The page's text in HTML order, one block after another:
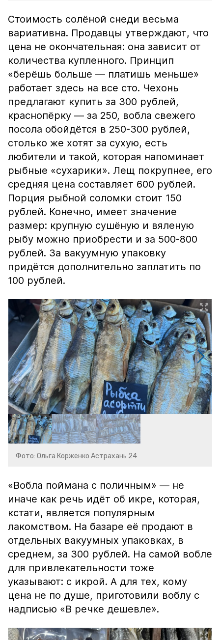
Стоимость солёной снеди весьма
вариативна. Продавцы утверждают, что
цена не окончательная: она зависит от
количества купленного. Принцип
«берёшь больше — платишь меньше»
работает здесь на все сто. Чехонь
предлагают купить за 300 рублей,
краснопёрку — за 250, вобла свежего
посола обойдётся в 250-300 рублей,
столько же хотят за сухую, есть
любители и такой, которая напоминает
рыбные «сухарики». Лещ покрупнее, его
средняя цена составляет 600 рублей.
Порция рыбной соломки стоит 150
рублей. Конечно, имеет значение
размер: крупную сушёную и вяленую
рыбу можно приобрести и за 500-800
рублей. За вакуумную упаковку
придётся дополнительно заплатить по
100 рублей.
Фото: Ольга Корженко Астрахань 24
«Вобла поймана с поличным» — не
иначе как речь идёт об икре, которая,
кстати, является популярным
лакомством. На базаре её продают в
отдельных вакуумных упаковках, в
среднем, за 300 рублей. На самой вобле
для привлекательности тоже
указывают: с икрой. А для тех, кому
цена не по душе, приготовили воблу с
надписью «В речке дешевле».